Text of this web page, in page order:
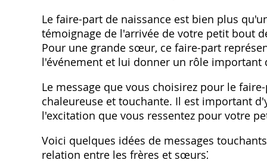
Le faire-part de naissance est bien plus
témoignage de l'arrivée de votre petit bout
Pour une grande sœur‚ ce faire-part
l'événement et lui donner un rôle
Le message que vous choisirez pour le
chaleureuse et touchante. Il est important
l'excitation que vous ressentez pour votre
Voici quelques idées de messages
relation entre les frères et sœurs⁚